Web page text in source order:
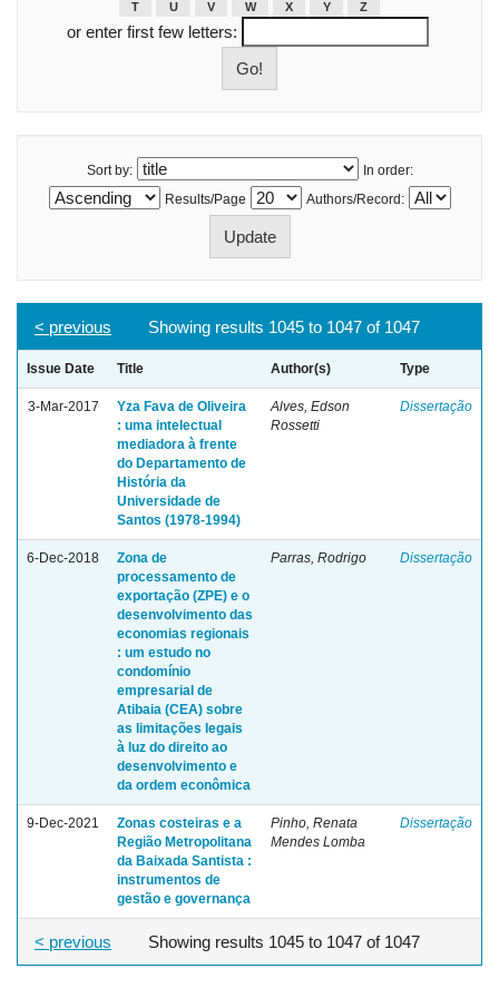
T
U V W X Y Z
or enter first few letters:
Sort by:
In order:
Results/Page
Authors/Record:
Showing results 1045 to 1047 of 1047
< previous
Issue Date Title Author(s) Type
3-Mar-2017
Yza Fava de Oliveira
: uma intelectual
mediadora à frente
do Departamento de
História da
Universidade de
Santos (1978-1994)
Alves, Edson
Rossetti
Dissertação
6-Dec-2018
Zona de
processamento de
exportação (ZPE) e o
desenvolvimento das
economias regionais
: um estudo no
condomínio
empresarial de
Atibaia (CEA) sobre
as limitações legais
à luz do direito ao
desenvolvimento e
da ordem econômica
Parras, Rodrigo Dissertação
9-Dec-2021
Zonas costeiras e a
Região Metropolitana
da Baixada Santista :
instrumentos de
gestão e governança
Pinho, Renata
Mendes Lomba
Dissertação
Showing results 1045 to 1047 of 1047
< previous